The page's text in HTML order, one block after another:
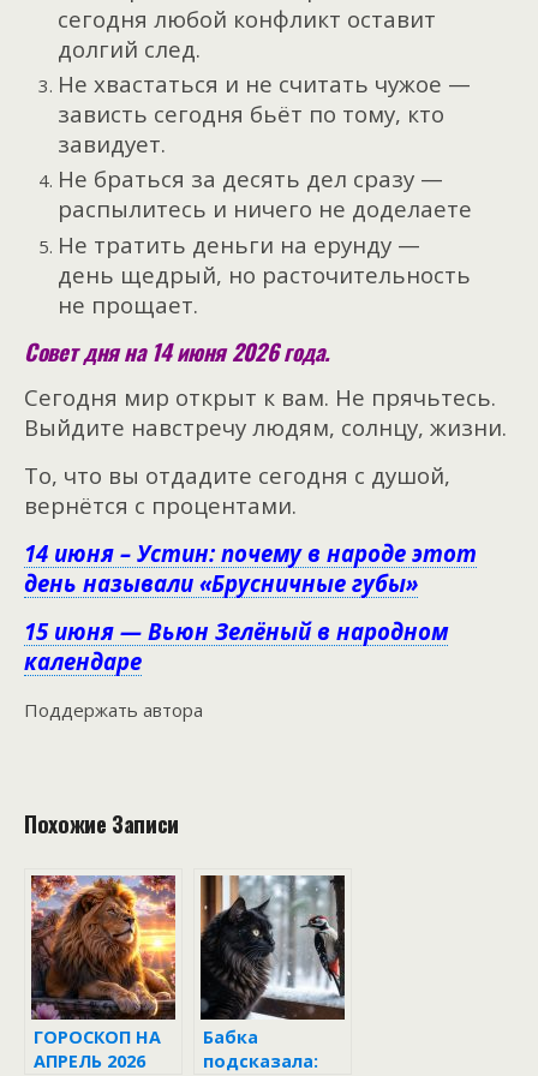
сегодня любой конфликт оставит
долгий след.
Не хвастаться и не считать чужое —
зависть сегодня бьёт по тому, кто
завидует.
Не браться за десять дел сразу —
распылитесь и ничего не доделаете
Не тратить деньги на ерунду —
день щедрый, но расточительность
не прощает.
Совет дня на 14 июня 2026 года.
Сегодня мир открыт к вам. Не прячьтесь.
Выйдите навстречу людям, солнцу, жизни.
То, что вы отдадите сегодня с душой,
вернётся с процентами.
14 июня – Устин: почему в народе этот
день называли «Брусничные губы»
15 июня — Вьюн Зелёный в народном
календаре
Поддержать автора
Похожие Записи
ГОРОСКОП НА
АПРЕЛЬ 2026
Бабка
подсказала: